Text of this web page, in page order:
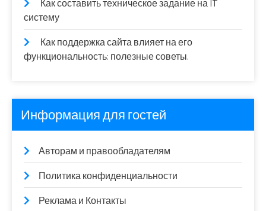
Как составить техническое задание на IT
систему
Как поддержка сайта влияет на его
функциональность: полезные советы.
Информация для гостей
Авторам и правообладателям
Политика конфиденциальности
Реклама и Контакты